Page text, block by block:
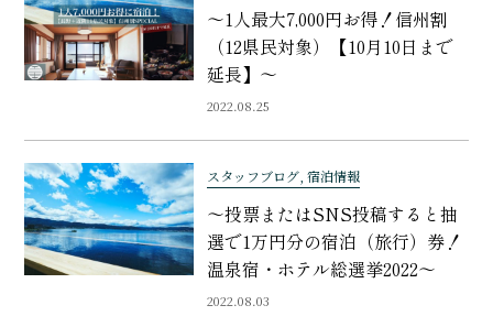
〜1人最大7,000円お得！信州割
（12県民対象）【10月10日まで
延長】〜
2022.08.25
スタッフブログ, 宿泊情報
〜投票またはSNS投稿すると抽
選で1万円分の宿泊（旅行）券！
温泉宿・ホテル総選挙2022〜
2022.08.03